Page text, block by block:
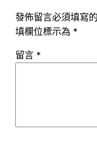
發佈留言必須填寫
填欄位標示為 *
留言 *